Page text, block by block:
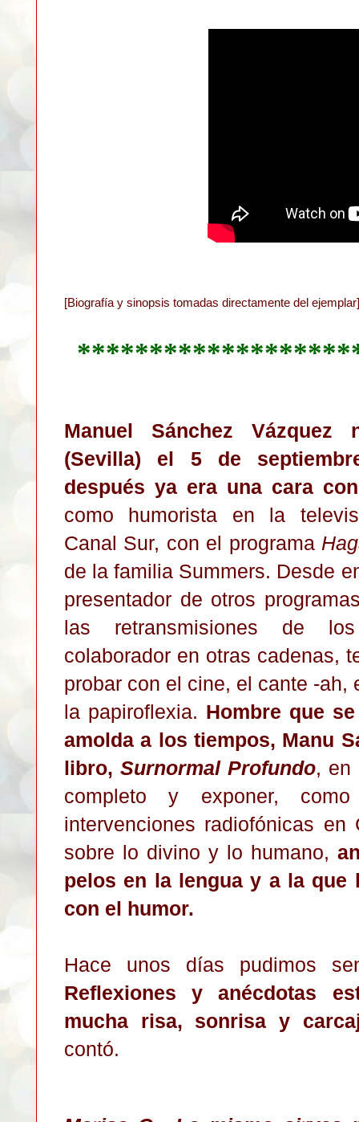
[Biografía y sinopsis tomadas directamente del ejemplar]
Manuel Sánchez Vázquez
(Sevilla) el 5 de sept
después ya era una cara
como humorista en la
Canal Sur, con el programa Hag
de la familia Summers. Desde
presentador de otros
las retransmisiones de
colaborador en otras cadenas,
probar con el cine, el cante -ah,
la papiroflexia. Hombre que
amolda a los tiempos, Manu
libro, Surnormal Profundo, en
completo y exponer,
intervenciones radiofónicas
sobre lo divino y lo humano,
pelos en la lengua y a la que
con el humor.
Hace unos días pudimos
Reflexiones y anécdotas
mucha risa, sonrisa y
contó.